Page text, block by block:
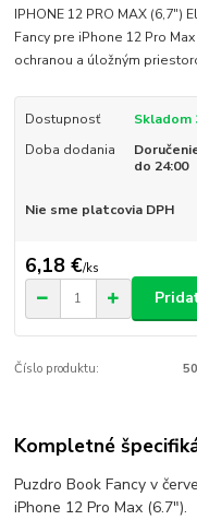
IPHONE 12 PRO MAX
Fancy pre iPhone 12 Pro
ochranou a úložným
Dostupnosť
Skladom
Doba dodania
do 24:00
Nie sme platcovia DPH
6,18 €/ks
Číslo produktu:
Kompletné
Puzdro Book Fancy v
iPhone 12 Pro Max (6.7").